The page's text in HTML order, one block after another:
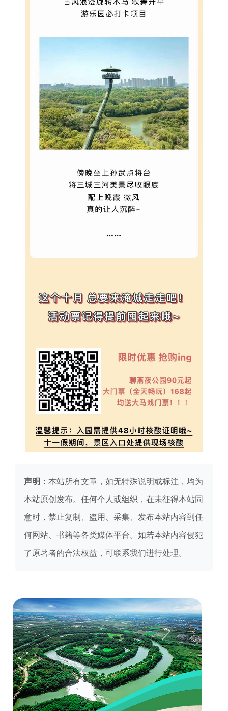
声明： 本站所有文章，如无特殊说明或标注，均为
本站原创发布。任何个人或组织，在未征得本站同
意时，禁止复制、盗用、采集、发布本站内容到任
何网站、书籍等各类媒体平台。如若本站内容侵犯
了原著者的合法权益，可联系我们进行处理。